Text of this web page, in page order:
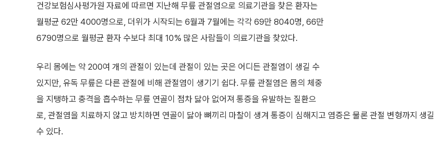
건강보험심사평가원 자료에 따르면 지난해 무릎 관절염으로 의료기관을 찾은 환자는
월평균 62만 4000명으로, 더위가 시작되는 6월과 7월에는 각각 69만 8040명, 66만
6790명으로 월평균 환자 수보다 최대 10% 많은 사람들이 의료기관을 찾았다.
우리 몸에는 약 200여 개의 관절이 있는데 관절이 있는 곳은 어디든 관절염이 생길 수
있지만, 유독 무릎은 다른 관절에 비해 관절염이 생기기 쉽다. 무릎 관절염은 몸의 체중
을 지탱하고 충격을 흡수하는 무릎 연골이 점차 닳아 없어져 통증을 유발하는 질환으
로, 관절염을 치료하지 않고 방치하면 연골이 닳아 뼈끼리 마찰이 생겨 통증이 심해지고 염증은 물론 관절 변형까지 생길
수 있다.